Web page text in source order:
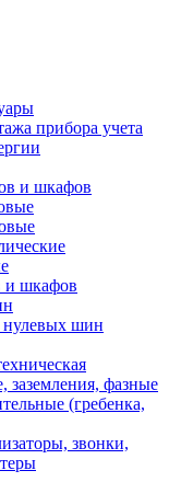
прибора учета
и шкафов
и шкафов
нулевых шин
фазные
(гребенка,
звонки,